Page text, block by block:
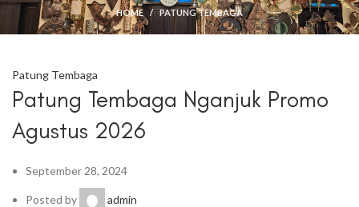
HOME PATUNG TEMBAGA
Patung Tembaga
Patung Tembaga Nganjuk Promo
Agustus 2026
September 28, 2024
Posted by admin